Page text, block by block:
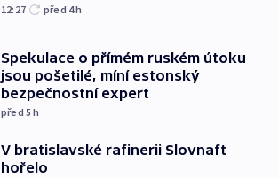
12:27 před 4h
Spekulace o přímém ruském útoku
jsou pošetilé, míní estonský
bezpečnostní expert
před 5h
V bratislavské rafinerii Slovnaft
hořelo